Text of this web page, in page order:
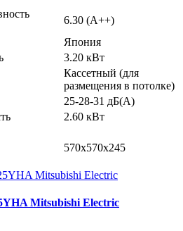
6.30 (A++)
Япония
3.20 кВт
Кассетный (для
размещения в потолке)
25-28-31 дБ(А)
2.60 кВт
570x570x245
Mitsubishi Electric